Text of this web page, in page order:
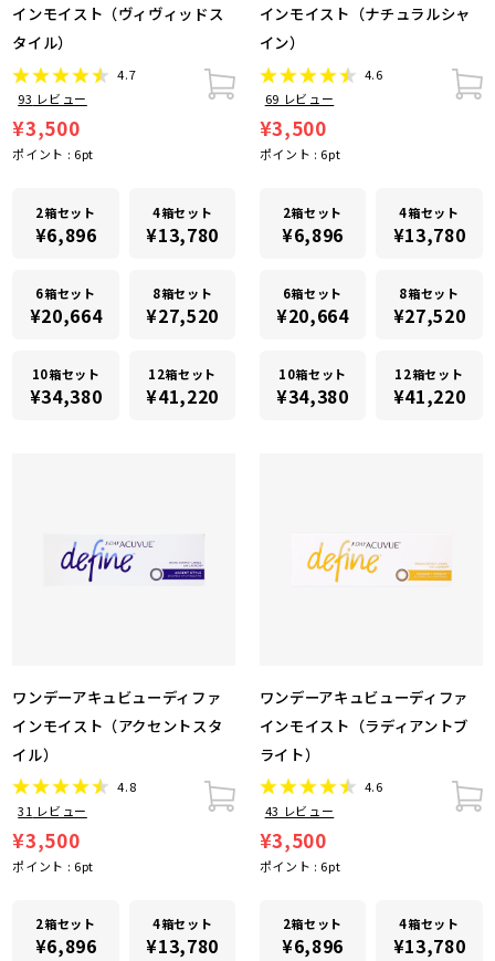
インモイスト（ヴィヴィッドス
タイル）
4.7
93 レビュー
¥3,500
ポイント : 6pt
2箱セット
¥6,896
4箱セット
¥13,780
6箱セット
¥20,664
8箱セット
¥27,520
10箱セット
¥34,380
12箱セット
¥41,220
インモイスト（ナチュラルシャ
イン）
4.6
69 レビュー
¥3,500
ポイント : 6pt
2箱セット
¥6,896
4箱セット
¥13,780
6箱セット
¥20,664
8箱セット
¥27,520
10箱セット
¥34,380
12箱セット
¥41,220
ワンデーアキュビューディファ
インモイスト（アクセントスタ
イル）
4.8
31 レビュー
¥3,500
ポイント : 6pt
2箱セット
¥6,896
4箱セット
¥13,780
ワンデーアキュビューディファ
インモイスト（ラディアントブ
ライト）
4.6
43 レビュー
¥3,500
ポイント : 6pt
2箱セット
¥6,896
4箱セット
¥13,780